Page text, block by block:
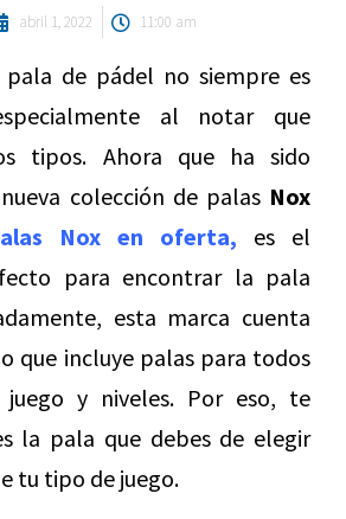
abril 1, 2022 11:00 am
pala de pádel no siempre es
al notar que
tipos. Ahora que ha sido
colección de palas Nox
Nox en oferta, es el
para encontrar la pala
esta marca cuenta
que incluye palas para todos
y niveles. Por eso, te
la pala que debes de elegir
tu tipo de juego.